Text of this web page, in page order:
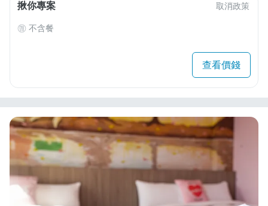
揪你專案 取消政策
不含餐
查看價錢